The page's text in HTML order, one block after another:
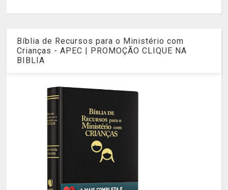
Bíblia de Recursos para o Ministério com
Crianças - APEC | PROMOÇÃO CLIQUE NA
BIBLIA